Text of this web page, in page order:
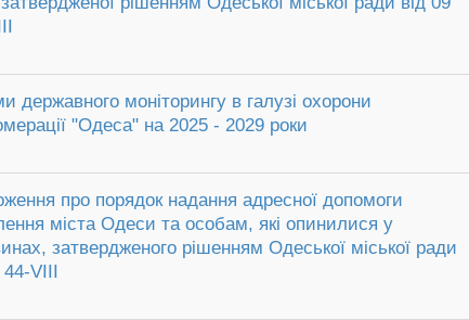
державного моніторингу в галузі охорони
"Одеса" на 2025 - 2029 роки
про порядок надання адресної допомоги
міста Одеси та особам, які опинилися у
затвердженого рішенням Одеської міської ради
VІІІ